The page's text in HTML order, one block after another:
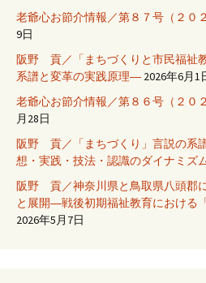
老爺心お節介情報／第８７号（２０
9日
阪野 貢／「まちづくりと市民福祉
系譜と変革の実践原理― 2026年6月1
老爺心お節介情報／第８６号（２０
月28日
阪野 貢／「まちづくり」言説の系
想・実践・技法・認識のダイナミズ
阪野 貢／神奈川県と鳥取県八頭郡
と展開―戦後初期福祉教育における
2026年5月7日